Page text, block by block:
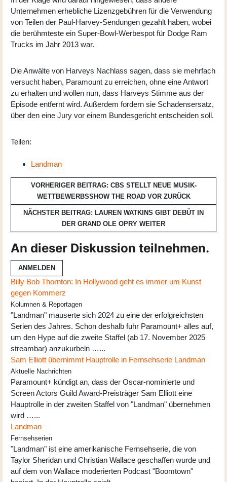
Unternehmen erhebliche Lizenzgebühren für die Verwendung
von Teilen der Paul-Harvey-Sendungen gezahlt haben, wobei
die berühmteste ein Super-Bowl-Werbespot für Dodge Ram
Trucks im Jahr 2013 war.
Die Anwälte von Harveys Nachlass sagen, dass sie mehrfach
versucht haben, Paramount zu erreichen, ohne eine Antwort
zu erhalten und wollen nun, dass Harveys Stimme aus der
Episode entfernt wird. Außerdem fordern sie Schadensersatz,
über den eine Jury vor einem Bundesgericht entscheiden soll.
Teilen:
Landman
VORHERIGER BEITRAG: CBS STELLT NEUE MUSIK-
WETTBEWERBSSHOW THE ROAD VOR ZURÜCK
NÄCHSTER BEITRAG: LAUREN WATKINS GIBT DEBÜT IN
DER GRAND OLE OPRY WEITER
An dieser Diskussion teilnehmen.
ANMELDEN
Billy Bob Thornton: In Hollywood geht es immer um Kunst
gegen Kommerz
Kolumnen & Reportagen
"Landman" mauserte sich 2024 zu eine der erfolgreichsten
Serien des Jahres. Schon deshalb fuhr Paramount+ alles auf,
um den Hype auf die zweite Staffel (ab 17. November 2025
streambar) anzukurbeln …...
Sam Elliott übernimmt Hauptrolle in Fernsehserie Landman
Aktuelle Nachrichten
Paramount+ kündigt an, dass der Oscar-nominierte und
Screen Actors Guild Award-Preisträger Sam Elliott eine
Hauptrolle in der zweiten Staffel von "Landman" übernehmen
wird …...
Landman
Fernsehserien
"Landman" ist eine amerikanische Fernsehserie, die von
Taylor Sheridan und Christian Wallace geschaffen wurde und
auf dem von Wallace moderierten Podcast "Boomtown"